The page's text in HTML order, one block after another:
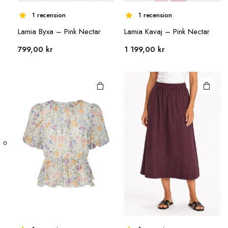
1 recension
Lamia Byxa – Pink Nectar
799,00 kr
1 recension
Lamia Kavaj – Pink Nectar
1 199,00 kr
Den här
De olika
alternativen
kan väljas på
produktsidan
Den här
varianter.
De olika
alternativen
kan väljas på
produktsidan